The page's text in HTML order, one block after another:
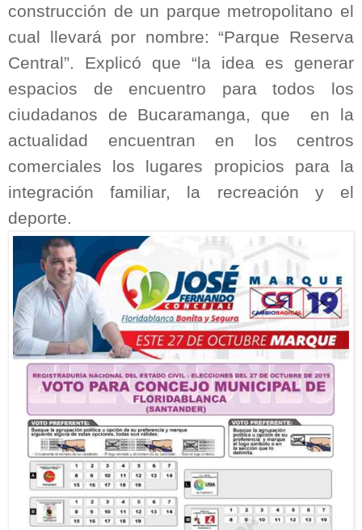
construcción de un parque metropolitano el
cual llevará por nombre: “Parque Reserva
Central”. Explicó que “la idea es generar
espacios de encuentro para todos los
ciudadanos de Bucaramanga, que
en la
actualidad encuentran en los centros
comerciales los lugares propicios para la
integración familiar, la recreación y el
deporte.